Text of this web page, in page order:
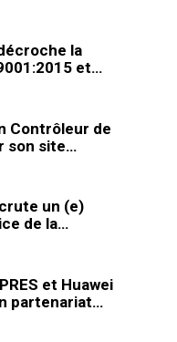
la
et…
Contrôleur de
son site…
un (e)
de la…
et Huawei
partenariat…